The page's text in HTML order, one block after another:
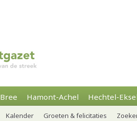
Bree Hamont-Achel Hechtel-
Kalender Groeten & felicitaties